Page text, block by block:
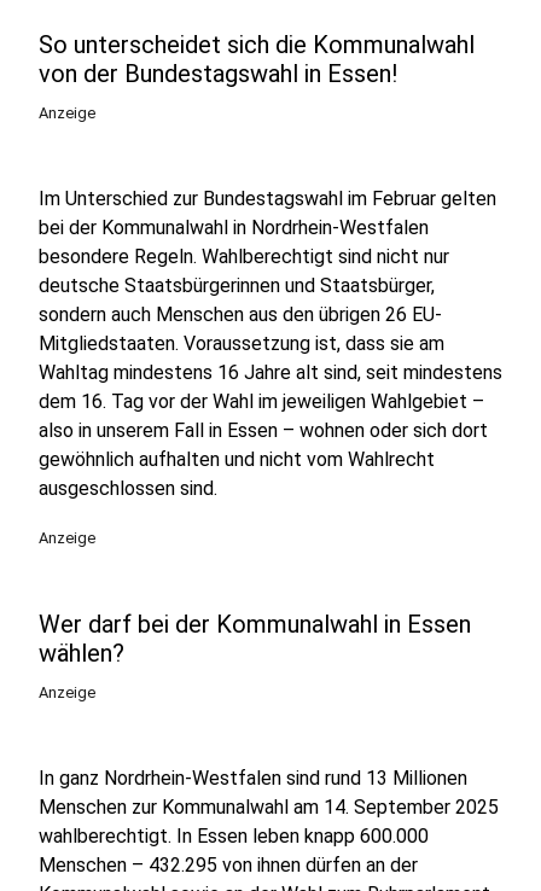
So unterscheidet sich die Kommunalwahl
von der Bundestagswahl in Essen!
Anzeige
Im Unterschied zur Bundestagswahl im Februar gelten
bei der Kommunalwahl in Nordrhein-Westfalen
besondere Regeln. Wahlberechtigt sind nicht nur
deutsche Staatsbürgerinnen und Staatsbürger,
sondern auch Menschen aus den übrigen 26 EU-
Mitgliedstaaten. Voraussetzung ist, dass sie am
Wahltag mindestens 16 Jahre alt sind, seit mindestens
dem 16. Tag vor der Wahl im jeweiligen Wahlgebiet –
also in unserem Fall in Essen – wohnen oder sich dort
gewöhnlich aufhalten und nicht vom Wahlrecht
ausgeschlossen sind.
Anzeige
Wer darf bei der Kommunalwahl in Essen
wählen?
Anzeige
In ganz Nordrhein-Westfalen sind rund 13 Millionen
Menschen zur Kommunalwahl am 14. September 2025
wahlberechtigt. In Essen leben knapp 600.000
Menschen – 432.295 von ihnen dürfen an der